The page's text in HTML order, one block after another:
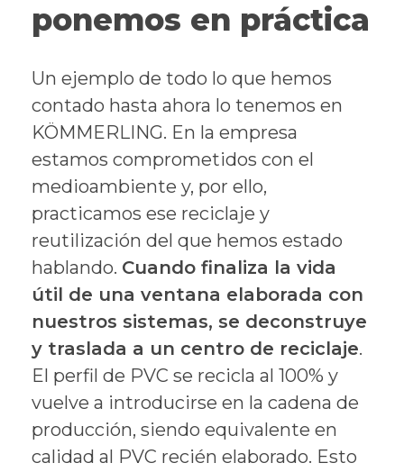
ponemos en práctica
Un ejemplo de todo lo que hemos
contado hasta ahora lo tenemos en
KÖMMERLING. En la empresa
estamos comprometidos con el
medioambiente y, por ello,
practicamos ese reciclaje y
reutilización del que hemos estado
hablando. Cuando finaliza la vida
útil de una ventana elaborada con
nuestros sistemas, se deconstruye
y traslada a un centro de reciclaje.
El perfil de PVC se recicla al 100% y
vuelve a introducirse en la cadena de
producción, siendo equivalente en
calidad al PVC recién elaborado. Esto